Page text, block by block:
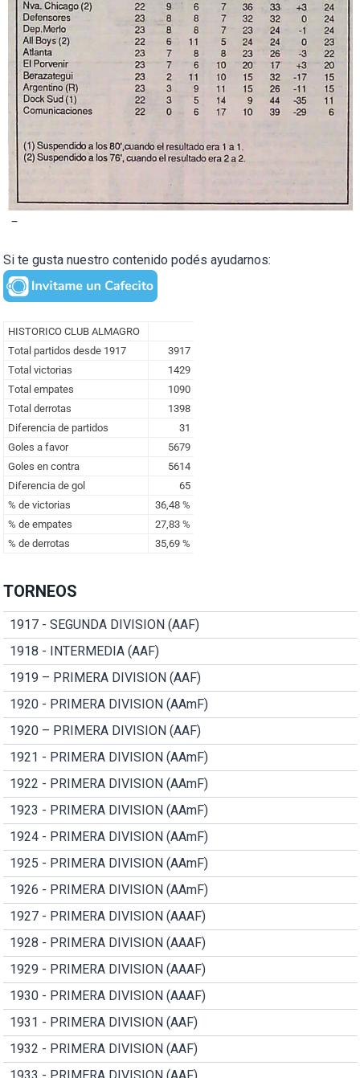
–
Si te gusta nuestro contenido podés ayudarnos:
TORNEOS
1917 - SEGUNDA DIVISION (AAF)
1918 - INTERMEDIA (AAF)
1919 – PRIMERA DIVISION (AAF)
1920 - PRIMERA DIVISION (AAmF)
1920 – PRIMERA DIVISION (AAF)
1921 - PRIMERA DIVISION (AAmF)
1922 - PRIMERA DIVISION (AAmF)
1923 - PRIMERA DIVISION (AAmF)
1924 - PRIMERA DIVISION (AAmF)
1925 - PRIMERA DIVISION (AAmF)
1926 - PRIMERA DIVISION (AAmF)
1927 - PRIMERA DIVISION (AAAF)
1928 - PRIMERA DIVISION (AAAF)
1929 - PRIMERA DIVISION (AAAF)
1930 - PRIMERA DIVISION (AAAF)
1931 - PRIMERA DIVISION (AAF)
1932 - PRIMERA DIVISION (AAF)